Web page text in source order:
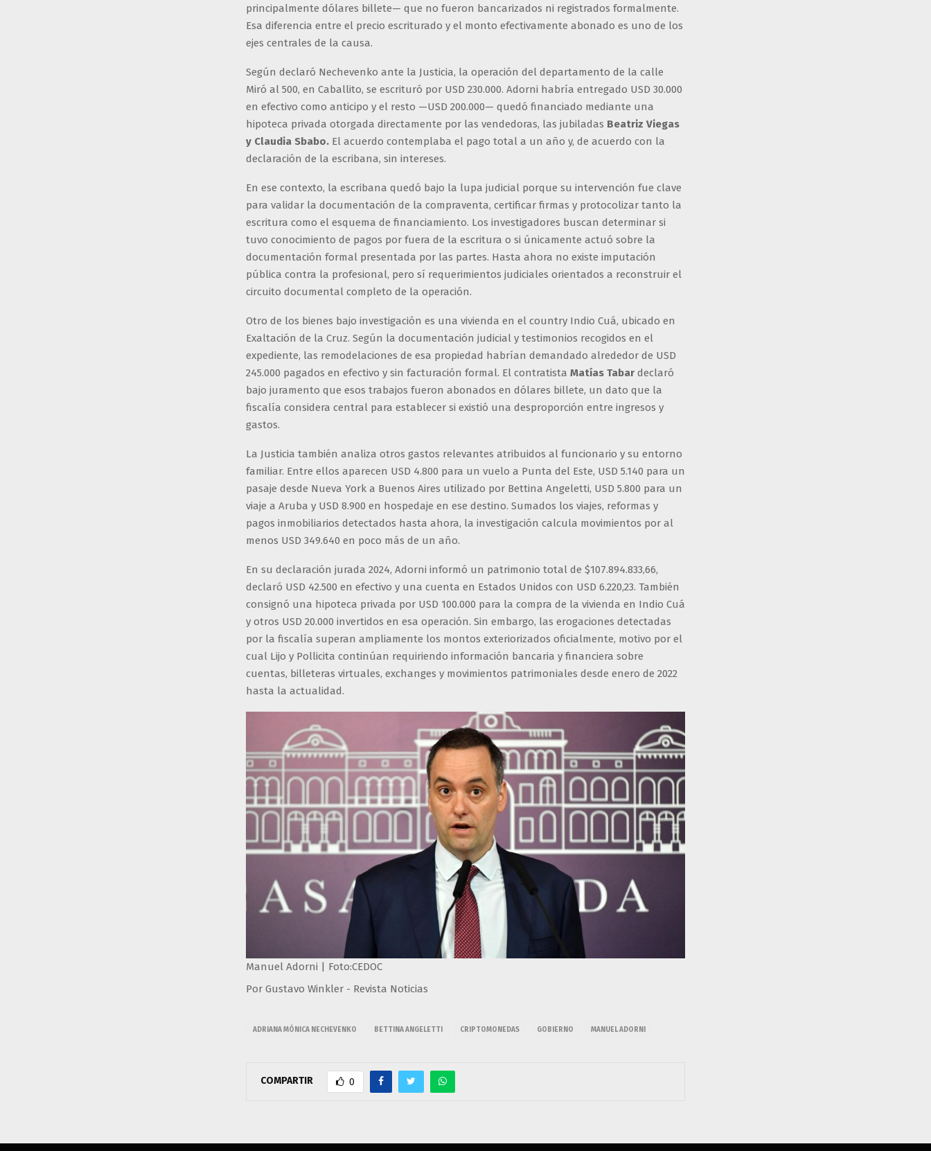
principalmente dólares billete— que no fueron bancarizados ni registrados formalmente.
Esa diferencia entre el precio escriturado y el monto efectivamente abonado es uno de los
ejes centrales de la causa.
Según declaró Nechevenko ante la Justicia, la operación del departamento de la calle
Miró al 500, en Caballito, se escrituró por USD 230.000. Adorni habría entregado USD 30.000
en efectivo como anticipo y el resto —USD 200.000— quedó financiado mediante una
hipoteca privada otorgada directamente por las vendedoras, las jubiladas Beatriz Viegas
y Claudia Sbabo. El acuerdo contemplaba el pago total a un año y, de acuerdo con la
declaración de la escribana, sin intereses.
En ese contexto, la escribana quedó bajo la lupa judicial porque su intervención fue clave
para validar la documentación de la compraventa, certificar firmas y protocolizar tanto la
escritura como el esquema de financiamiento. Los investigadores buscan determinar si
tuvo conocimiento de pagos por fuera de la escritura o si únicamente actuó sobre la
documentación formal presentada por las partes. Hasta ahora no existe imputación
pública contra la profesional, pero sí requerimientos judiciales orientados a reconstruir el
circuito documental completo de la operación.
Otro de los bienes bajo investigación es una vivienda en el country Indio Cuá, ubicado en
Exaltación de la Cruz. Según la documentación judicial y testimonios recogidos en el
expediente, las remodelaciones de esa propiedad habrían demandado alrededor de USD
245.000 pagados en efectivo y sin facturación formal. El contratista Matías Tabar declaró
bajo juramento que esos trabajos fueron abonados en dólares billete, un dato que la
fiscalía considera central para establecer si existió una desproporción entre ingresos y
gastos.
La Justicia también analiza otros gastos relevantes atribuidos al funcionario y su entorno
familiar. Entre ellos aparecen USD 4.800 para un vuelo a Punta del Este, USD 5.140 para un
pasaje desde Nueva York a Buenos Aires utilizado por Bettina Angeletti, USD 5.800 para un
viaje a Aruba y USD 8.900 en hospedaje en ese destino. Sumados los viajes, reformas y
pagos inmobiliarios detectados hasta ahora, la investigación calcula movimientos por al
menos USD 349.640 en poco más de un año.
En su declaración jurada 2024, Adorni informó un patrimonio total de $107.894.833,66,
declaró USD 42.500 en efectivo y una cuenta en Estados Unidos con USD 6.220,23. También
consignó una hipoteca privada por USD 100.000 para la compra de la vivienda en Indio Cuá
y otros USD 20.000 invertidos en esa operación. Sin embargo, las erogaciones detectadas
por la fiscalía superan ampliamente los montos exteriorizados oficialmente, motivo por el
cual Lijo y Pollicita continúan requiriendo información bancaria y financiera sobre
cuentas, billeteras virtuales, exchanges y movimientos patrimoniales desde enero de 2022
hasta la actualidad.
Manuel Adorni | Foto:CEDOC
Por Gustavo Winkler - Revista Noticias
ADRIANA MÓNICA NECHEVENKO BETTINA ANGELETTI CRIPTOMONEDAS GOBIERNO MANUEL ADORNI
COMPARTIR 0